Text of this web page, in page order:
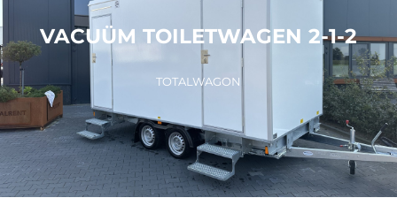
VACUÜM TOILETWAGEN 2-1-2
TOTALWAGON